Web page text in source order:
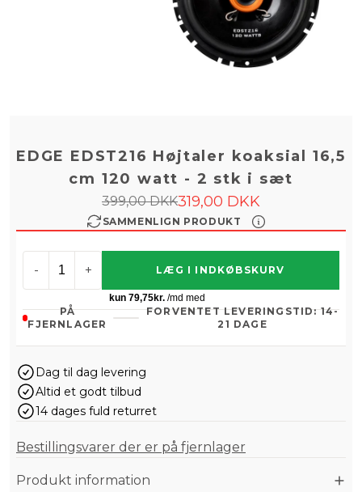
EDGE EDST216 Højtaler koaksial 16,5
cm 120 watt - 2 stk i sæt
399,00 DKK319,00 DKK
SAMMENLIGN PRODUKT
- + LÆG I INDKØBSKURV
PÅ
FJERNLAGER
FORVENTET LEVERINGSTID: 14-
21 DAGE
Dag til dag levering
Altid et godt tilbud
14 dages fuld returret
Bestillingsvarer der er på fjernlager
Produkt information